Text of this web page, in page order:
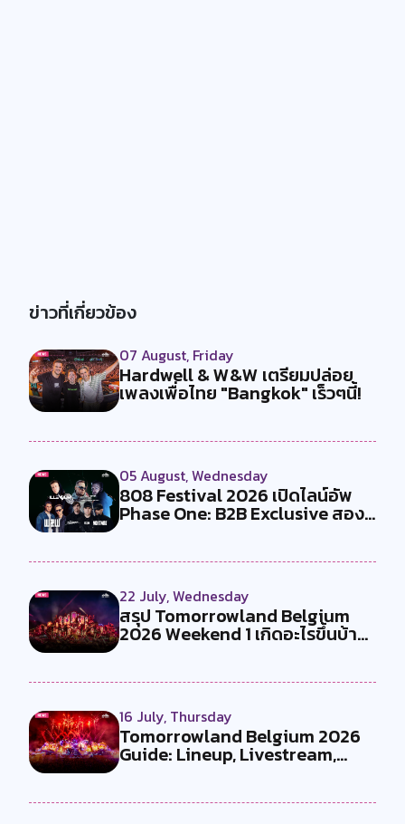
ข่าวที่เกี่ยวข้อง
07 August, Friday
Hardwell & W&W เตรียมปล่อย
เพลงเพื่อไทย "Bangkok" เร็วๆนี้!
05 August, Wednesday
808 Festival 2026 เปิดไลน์อัพ
Phase One: B2B Exclusive สอง
22 July, Wednesday
สรุป Tomorrowland Belgium
2026 Weekend 1 เกิดอะไรขึ้นบ้าง
16 July, Thursday
Tomorrowland Belgium 2026
Guide: Lineup, Livestream,